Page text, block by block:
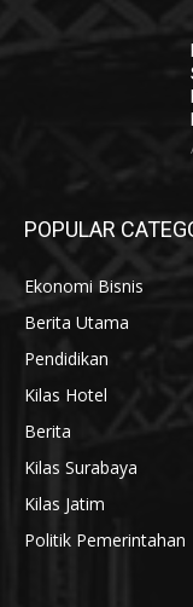
POPULAR
Ekonomi Bisnis
Berita Utama
Pendidikan
Kilas Hotel
Berita
Kilas Surabaya
Kilas Jatim
Politik Pemerintahan